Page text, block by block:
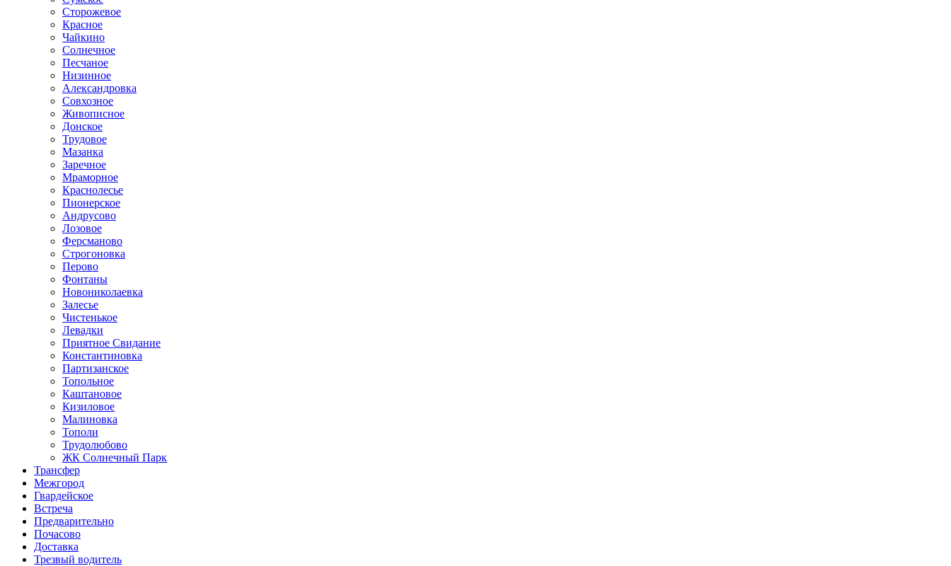
Сторожевое
Красное
Чайкино
Солнечное
Песчаное
Низинное
Александровка
Совхозное
Живописное
Донское
Трудовое
Мазанка
Заречное
Мраморное
Краснолесье
Пионерское
Андрусово
Лозовое
Ферсманово
Строгоновка
Перово
Фонтаны
Новониколаевка
Залесье
Чистенькое
Левадки
Приятное Свидание
Константиновка
Партизанское
Топольное
Каштановое
Кизиловое
Малиновка
Тополи
Трудолюбово
ЖК Солнечный Парк
Трансфер
Межгород
Гвардейское
Встреча
Предварительно
Почасово
Доставка
Трезвый водитель